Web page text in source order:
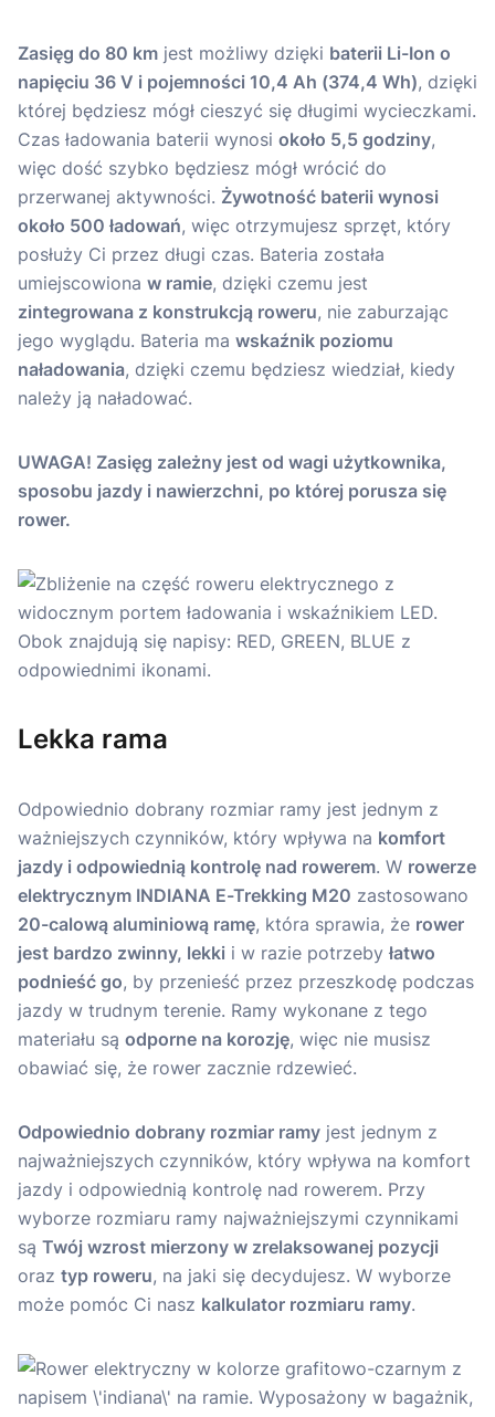
Zasięg do 80 km jest możliwy dzięki baterii Li-Ion o
napięciu 36 V i pojemności 10,4 Ah (374,4 Wh), dzięki
której będziesz mógł cieszyć się długimi wycieczkami.
Czas ładowania baterii wynosi około 5,5 godziny,
więc dość szybko będziesz mógł wrócić do
przerwanej aktywności. Żywotność baterii wynosi
około 500 ładowań, więc otrzymujesz sprzęt, który
posłuży Ci przez długi czas. Bateria została
umiejscowiona w ramie, dzięki czemu jest
zintegrowana z konstrukcją roweru, nie zaburzając
jego wyglądu. Bateria ma wskaźnik poziomu
naładowania, dzięki czemu będziesz wiedział, kiedy
należy ją naładować.
UWAGA! Zasięg zależny jest od wagi użytkownika,
sposobu jazdy i nawierzchni, po której porusza się
rower.
Lekka rama
Odpowiednio dobrany rozmiar ramy jest jednym z
ważniejszych czynników, który wpływa na komfort
jazdy i odpowiednią kontrolę nad rowerem. W rowerze
elektrycznym INDIANA E-Trekking M20 zastosowano
20-calową aluminiową ramę, która sprawia, że rower
jest bardzo zwinny, lekki i w razie potrzeby łatwo
podnieść go, by przenieść przez przeszkodę podczas
jazdy w trudnym terenie. Ramy wykonane z tego
materiału są odporne na korozję, więc nie musisz
obawiać się, że rower zacznie rdzewieć.
Odpowiednio dobrany rozmiar ramy jest jednym z
najważniejszych czynników, który wpływa na komfort
jazdy i odpowiednią kontrolę nad rowerem. Przy
wyborze rozmiaru ramy najważniejszymi czynnikami
są Twój wzrost mierzony w zrelaksowanej pozycji
oraz typ roweru, na jaki się decydujesz. W wyborze
może pomóc Ci nasz kalkulator rozmiaru ramy.